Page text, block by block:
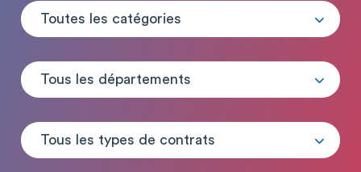
Toutes les catégories
Tous les départements
Tous les types de contrats